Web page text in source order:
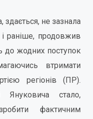
не зазнала
раніше, продовжив
до жодних поступок
втримати
регіонів (ПР).
Януковича стало,
фактичним